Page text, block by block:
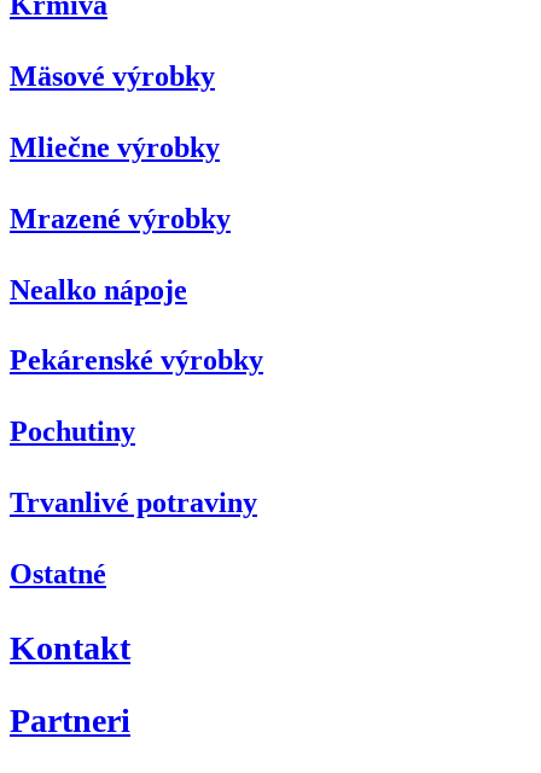
Mäsové výrobky
Mliečne výrobky
Mrazené výrobky
Nealko nápoje
Pekárenské výrobky
Pochutiny
Trvanlivé potraviny
Ostatné
Kontakt
Partneri